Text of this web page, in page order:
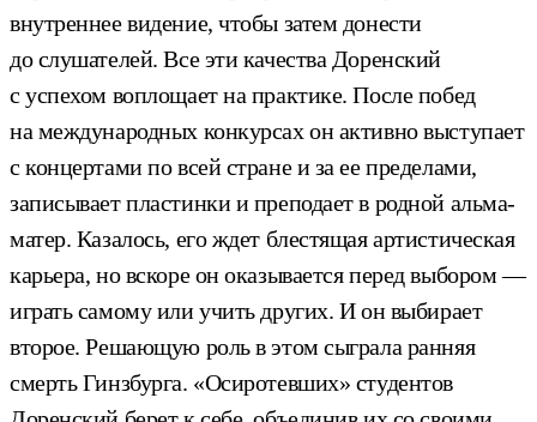
внутреннее видение, чтобы затем донести
до слушателей. Все эти качества Доренский
с успехом воплощает на практике. После побед
на международных конкурсах он активно выступает
с концертами по всей стране и за ее пределами,
записывает пластинки и преподает в родной альма-
матер. Казалось, его ждет блестящая артистическая
карьера, но вскоре он оказывается перед выбором —
играть самому или учить других. И он выбирает
второе. Решающую роль в этом сыграла ранняя
смерть Гинзбурга. «Осиротевших» студентов